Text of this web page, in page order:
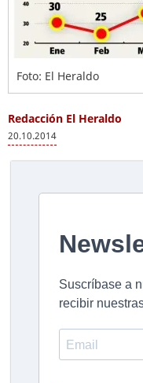
Foto: El Heraldo
Redacción El Heraldo
20.10.2014